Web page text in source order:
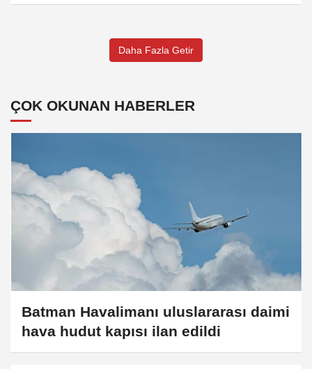
Daha Fazla Getir
ÇOK OKUNAN HABERLER
Batman Havalimanı uluslararası daimi
hava hudut kapısı ilan edildi